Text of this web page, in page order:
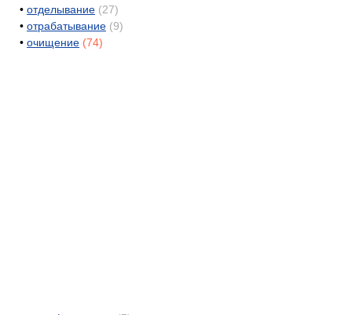
• отделывание (27)
• отрабатывание (9)
• очищение (74)